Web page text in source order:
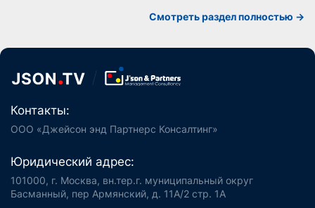
Смотреть раздел полностью ->
Контакты:
ООО «Джейсон энд Партнерс Консалтинг»
Юридический адрес:
101000, г. Москва, вн.тер.г. муниципальный округ
Басманный, пер Армянский, д. 11А/2 стр. 1А